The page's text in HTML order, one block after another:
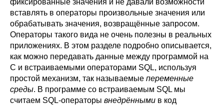
фиксированные значения и не давали возможности
вставлять в операторы произвольные значения или
обрабатывать значения, возвращённые запросом.
Операторы такого вида не очень полезны в реальных
приложениях. В этом разделе подробно описывается,
как можно передавать данные между программой на
C и встраиваемыми операторами SQL, используя
простой механизм, так называемые переменные
среды. В программе со встраиваемым SQL мы
считаем SQL-операторы внедрёнными в код